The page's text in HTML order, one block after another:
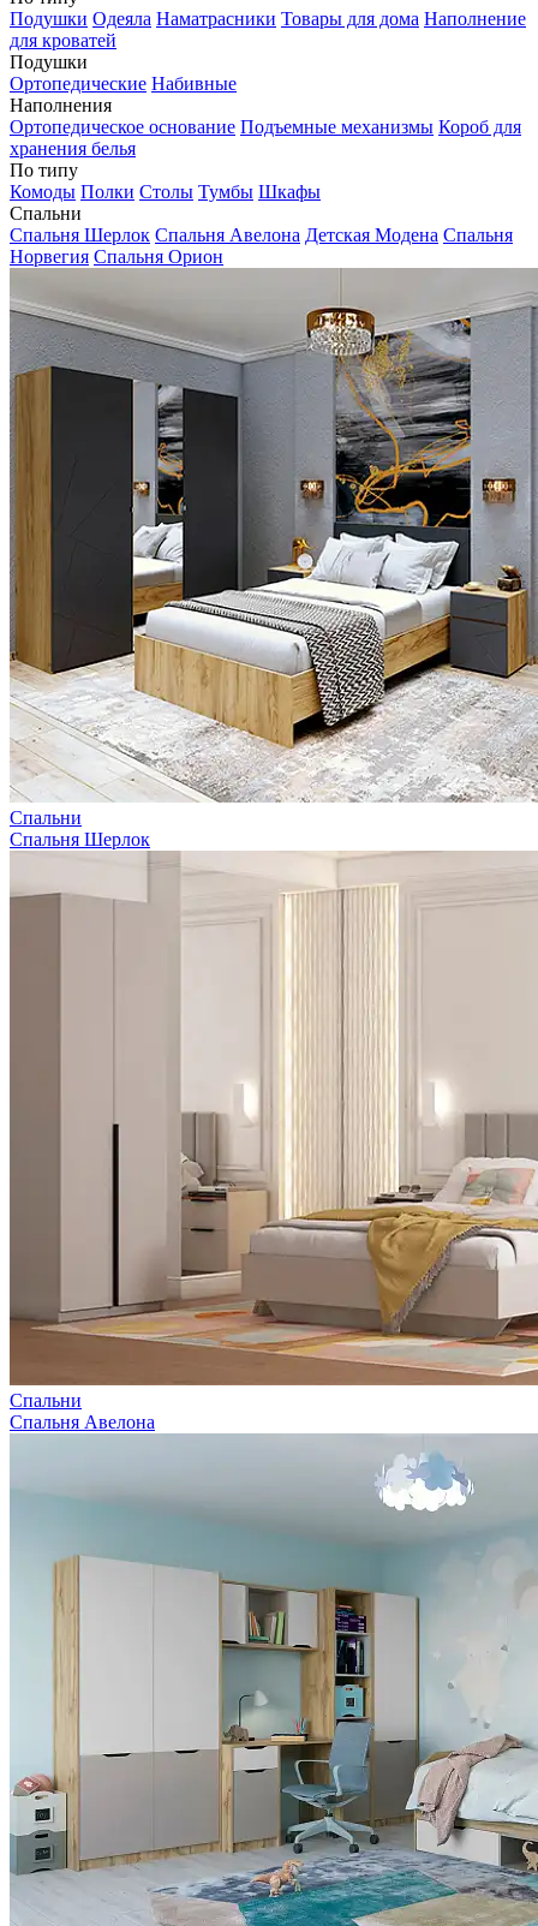
Подушки Одеяла Наматрасники Товары для дома Наполнение
для кроватей
Подушки
Ортопедические Набивные
Наполнения
Ортопедическое основание Подъемные механизмы Короб для
хранения белья
По типу
Комоды Полки Столы Тумбы Шкафы
Спальни
Спальня Шерлок Спальня Авелона Детская Модена Спальня
Норвегия Спальня Орион
Спальни
Спальня Шерлок
Спальни
Спальня Авелона